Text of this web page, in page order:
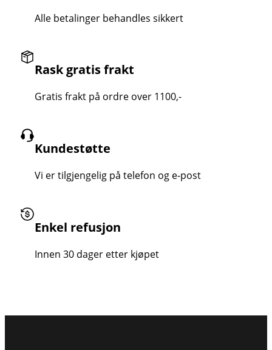
Alle betalinger behandles sikkert
Rask gratis frakt
Gratis frakt på ordre over 1100,-
Kundestøtte
Vi er tilgjengelig på telefon og e-post
Enkel refusjon
Innen 30 dager etter kjøpet